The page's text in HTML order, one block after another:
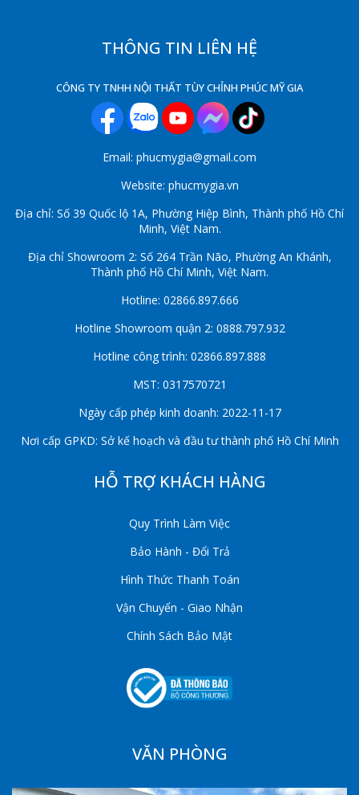
THÔNG TIN LIÊN HỆ
CÔNG TY TNHH NỘI THẤT TÙY CHỈNH PHÚC MỸ GIA
Email: phucmygia@gmail.com
Website: phucmygia.vn
Địa chỉ: Số 39 Quốc lộ 1A, Phường Hiệp Bình, Thành phố Hồ Chí
Minh, Việt Nam.
Địa chỉ Showroom 2: Số 264 Trần Não, Phường An Khánh,
Thành phố Hồ Chí Minh, Việt Nam.
Hotline: 02866.897.666
Hotline Showroom quận 2: 0888.797.932
Hotline công trình: 02866.897.888
MST: 0317570721
Ngày cấp phép kinh doanh: 2022-11-17
Nơi cấp GPKD: Sở kế hoạch và đầu tư thành phố Hồ Chí Minh
HỖ TRỢ KHÁCH HÀNG
Quy Trình Làm Việc
Bảo Hành - Đổi Trả
Hình Thức Thanh Toán
Vận Chuyển - Giao Nhận
Chính Sách Bảo Mật
VĂN PHÒNG